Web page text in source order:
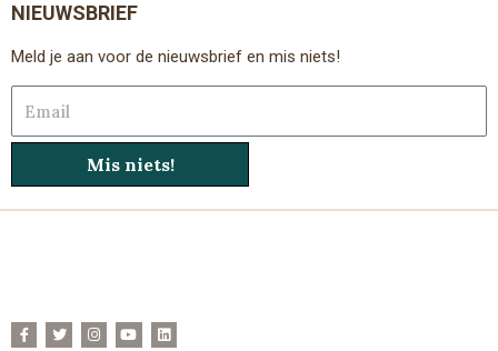
NIEUWSBRIEF
Meld je aan voor de nieuwsbrief en mis niets!
Mis niets!
F
a
T
w
I
n
Y
o
L
i